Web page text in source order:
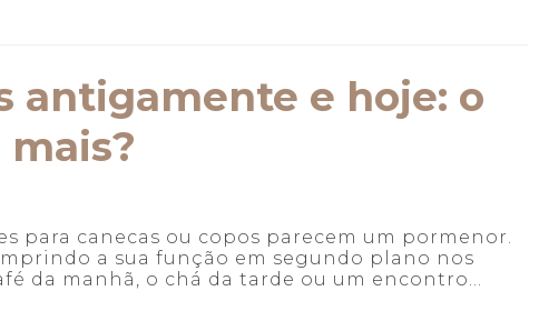
antigamente e hoje: o
para canecas ou copos parecem um pormenor.
a sua função em segundo plano nos
da manhã, o chá da tarde ou um encontro...